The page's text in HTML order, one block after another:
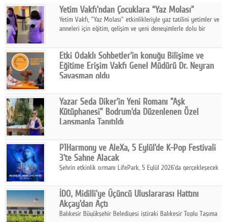
Facebook
Diziler
Karikatür
Youtube
Polemik
Reklam
Yazarlar
Künye
SOSYAL MEDYA
Facebook
Twitter
Yetim Vakfı'ndan Çocuklara “Yaz Molası”
Yetim Vakfı, "Yaz Molası" etkinlikleriyle yaz tatilini yetimler ve
anneleri için eğitim, gelişim ve yeni deneyimlerle dolu bir
Etki Odaklı Sohbetler'in konuğu Bilişime ve
Eğitime Erişim Vakfı Genel Müdürü Dr. Neyran
Savaşman oldu
vakfın bu ihtiyaçtan doğan çalışmaları, Kıvılcım Programı, yapay
zekânın eğitimde kullanımı ve gelecek dönem hedefleri ele
alındı.
Yazar Seda Diker'in Yeni Romanı "Aşk
Kütüphanesi" Bodrum'da Düzenlenen Özel
Lansmanla Tanıtıldı
Diker'in 13. kitabı “Aşk Kütüphanesi” 6 Ağustos'ta Casa dell'Arte
Bodrum'da düzenlenen özel lansmanla okurlarıyla buluştu.
P1Harmony ve AleXa, 5 Eylül'de K-Pop Festivali
3'te Sahne Alacak
Şehrin etkinlik ormanı LifePark, 5 Eylül 2026'da gerçekleşecek
haritasında önemli bir destinasyon haline getirmeye
hazırlanıyor.
İDO, Midilli'ye Üçüncü Uluslararası Hattını
Akçay'dan Açtı
Balıkesir Büyükşehir Belediyesi iştiraki Balıkesir Toplu Taşıma